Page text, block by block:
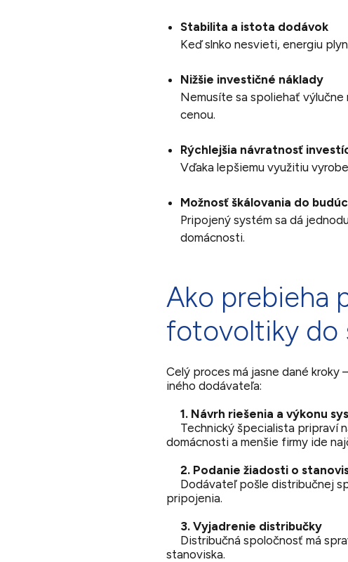
Stabilita a istota dodávok
Keď slnko nesvieti, energiu
Nižšie investičné náklady
Nemusíte sa spoliehať
cenou.
Rýchlejšia návratnosť
Vďaka lepšiemu využitiu
Možnosť škálovania do
Pripojený systém sa dá
domácnosti.
Ako prebieha
fotovoltiky do
Celý proces má jasne dané kroky
iného dodávateľa:
1. Návrh riešenia a výkonu
Technický špecialista pripraví
domácnosti a menšie firmy ide
2. Podanie žiadosti o
Dodávateľ pošle distribučnej
pripojenia.
3. Vyjadrenie distribučky
Distribučná spoločnosť má
stanoviska.